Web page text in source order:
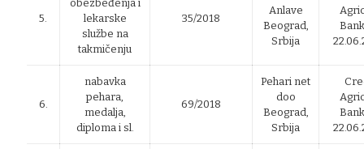
5.
obezbeđenja i
lekarske
službe na
takmičenju
35/2018
Anlave
Beograd,
Srbija
6.
nabavka
pehara,
medalja,
diploma i sl.
69/2018
Pehari net
doo
Beograd,
Srbija